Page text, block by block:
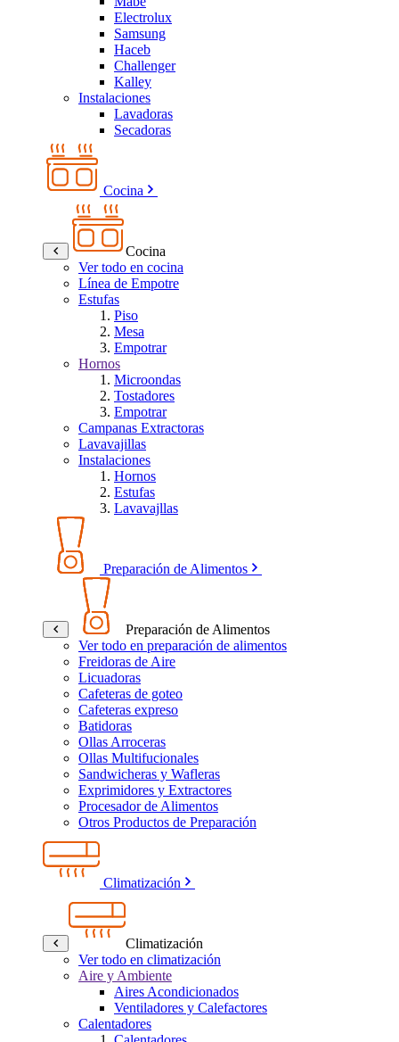
Electrolux
Samsung
Haceb
Challenger
Kalley
Instalaciones
Lavadoras
Secadoras
Cocina
Cocina
Ver todo en cocina
Línea de Empotre
Estufas
Piso
Mesa
Empotrar
Hornos
Microondas
Tostadores
Empotrar
Campanas Extractoras
Lavavajillas
Instalaciones
Hornos
Estufas
Lavavajllas
Preparación de Alimentos
Preparación de Alimentos
Ver todo en preparación de alimentos
Freidoras de Aire
Licuadoras
Cafeteras de goteo
Cafeteras expreso
Batidoras
Ollas Arroceras
Ollas Multifucionales
Sandwicheras y Wafleras
Exprimidores y Extractores
Procesador de Alimentos
Otros Productos de Preparación
Climatización
Climatización
Ver todo en climatización
Aire y Ambiente
Aires Acondicionados
Ventiladores y Calefactores
Calentadores